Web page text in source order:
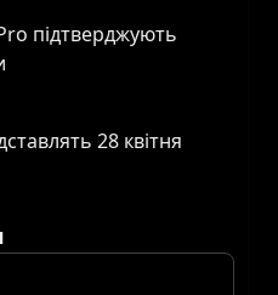
Intelligence Research
що Apple, як
17e наступного
ще одне вікно
циклу «e»
викликати більший
просто повторний
підтверджують
28 квітня